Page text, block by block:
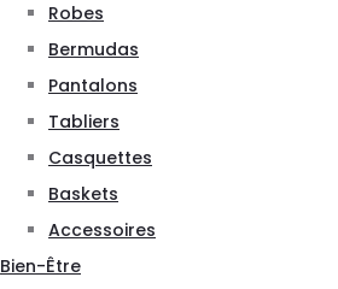
Robes
Bermudas
Pantalons
Tabliers
Casquettes
Baskets
Accessoires
Bien-Être